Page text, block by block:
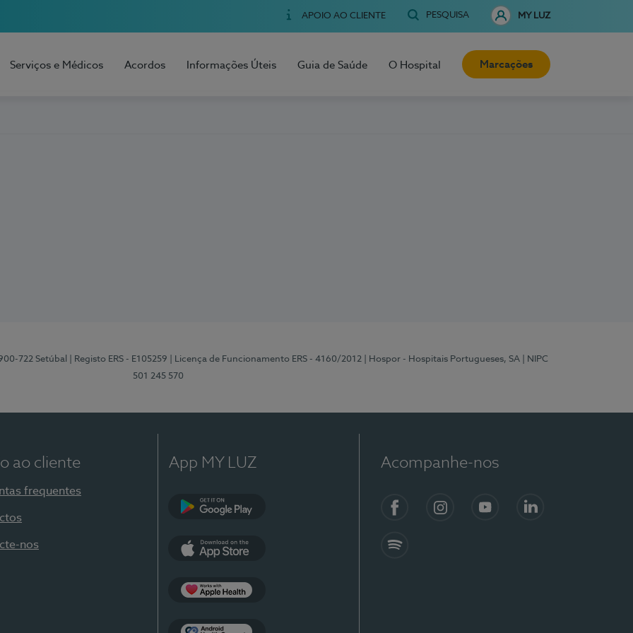
APOIO AO CLIENTE PESQUISA MY LUZ
Serviços e Médicos Acordos Informações Úteis Guia de Saúde O Hospital Marcações
722 Setúbal | Registo ERS - E105259 | Licença de Funcionamento ERS - 4160/2012 | Hospor - Hospitais Portugueses, SA
| NIPC
501 245 570
ao cliente
frequentes
nos
App MY LUZ Acompanhe-nos